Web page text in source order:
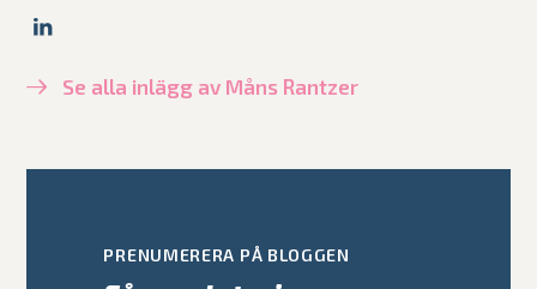
Se alla inlägg av Måns Rantzer
PRENUMERERA PÅ BLOGGEN